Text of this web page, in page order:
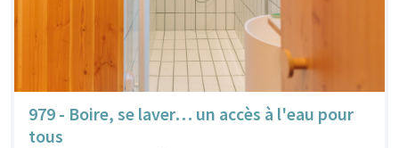
979 - Boire, se laver… un accès à l'eau pour
tous